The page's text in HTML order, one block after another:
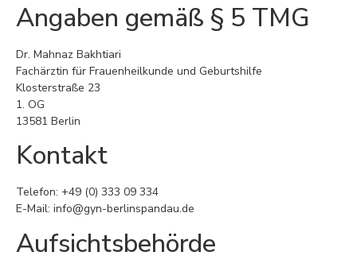
Angaben gemäß § 5 TMG
Dr. Mahnaz Bakhtiari
Fachärztin für Frauenheilkunde und Geburtshilfe
Klosterstraße 23
1. OG
13581 Berlin
Kontakt
Telefon: +49 (0) 333 09 334
E-Mail: info@gyn-berlinspandau.de
Aufsichtsbehörde